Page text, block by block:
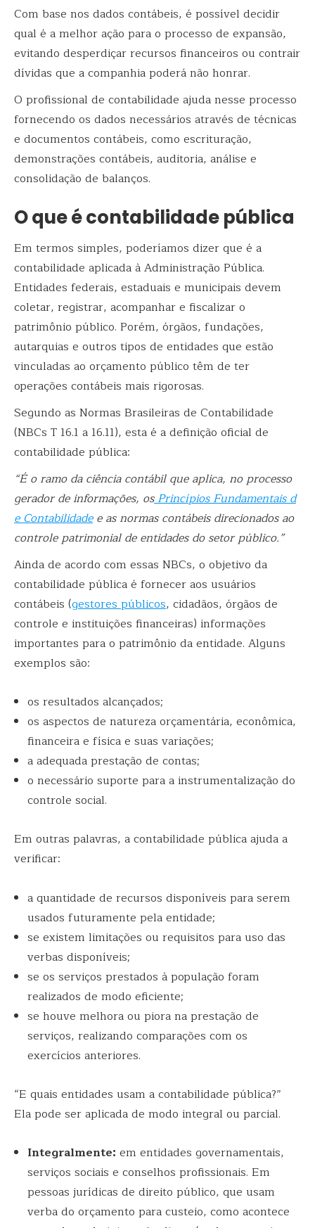
Com base nos dados contábeis, é possível decidir
qual é a melhor ação para o processo de expansão,
evitando desperdiçar recursos financeiros ou contrair
dívidas que a companhia poderá não honrar.
O profissional de contabilidade ajuda nesse processo
fornecendo os dados necessários através de técnicas
e documentos contábeis, como escrituração,
demonstrações contábeis, auditoria, análise e
consolidação de balanços.
O que é contabilidade pública
Em termos simples, poderíamos dizer que é a
contabilidade aplicada à Administração Pública.
Entidades federais, estaduais e municipais devem
coletar, registrar, acompanhar e fiscalizar o
patrimônio público. Porém, órgãos, fundações,
autarquias e outros tipos de entidades que estão
vinculadas ao orçamento público têm de ter
operações contábeis mais rigorosas.
Segundo as Normas Brasileiras de Contabilidade
(NBCs T 16.1 a 16.11), esta é a definição oficial de
contabilidade pública:
“É o ramo da ciência contábil que aplica, no processo
gerador de informações, osPrincípios Fundamentais d
e Contabilidadee as normas contábeis direcionados ao
controle patrimonial de entidades do setor público.”
Ainda de acordo com essas NBCs, o objetivo da
contabilidade pública é fornecer aos usuários
contábeis (gestores públicos, cidadãos, órgãos de
controle e instituições financeiras) informações
importantes para o patrimônio da entidade. Alguns
exemplos são:
os resultados alcançados;
os aspectos de natureza orçamentária, econômica,
financeira e física e suas variações;
a adequada prestação de contas;
o necessário suporte para a instrumentalização do
controle social.
Em outras palavras, a contabilidade pública ajuda a
verificar:
a quantidade de recursos disponíveis para serem
usados futuramente pela entidade;
se existem limitações ou requisitos para uso das
verbas disponíveis;
se os serviços prestados à população foram
realizados de modo eficiente;
se houve melhora ou piora na prestação de
serviços, realizando comparações com os
exercícios anteriores.
“E quais entidades usam a contabilidade pública?”
Ela pode ser aplicada de modo integral ou parcial.
Integralmente: em entidades governamentais,
serviços sociais e conselhos profissionais. Em
pessoas jurídicas de direito público, que usam
verba do orçamento para custeio, como acontece